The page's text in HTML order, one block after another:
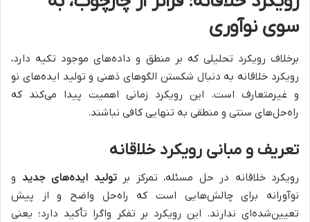
سوی نوآوری
برخلاف رویکرد تحلیلی که بر منطق و داده‌های موجود تکیه دارد،
رویکرد خلاقانه به دنبال شکستن الگوهای ذهنی و تولید ایده‌های نو
و غیرمتعارف است. این رویکرد زمانی اهمیت پیدا می‌کند که
راه‌حل‌های سنتی و منطقی به تنهایی کافی نباشند.
تعریف و مبانی رویکرد خلاقانه
رویکرد خلاقانه در حل مسئله، تمرکز برتولید ایده‌های جدید و
نوآورانه برای چالش‌هایی است که راه‌حل واضح و از پیش
تعیین‌شده‌ای ندارند. این رویکرد بر تفکر واگرا تأکید دارد؛ یعنی